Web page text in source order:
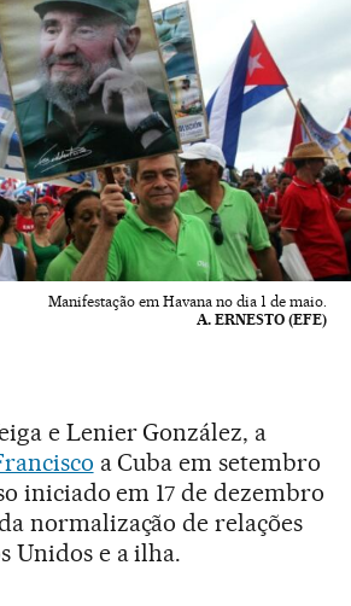
Manifestação em Havana no dia 1 de maio.
A. ERNESTO (EFE)
e Lenier González, a
a Cuba em setembro
iniciado em 17 de dezembro
normalização de relações
Unidos e a ilha.